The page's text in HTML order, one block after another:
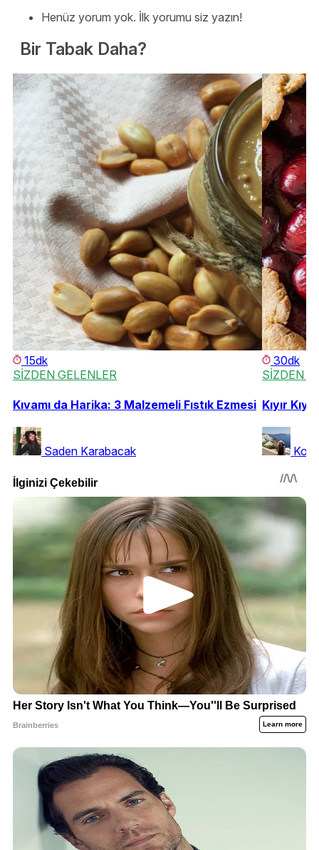
Henüz yorum yok. İlk yorumu siz yazın!
Bir Tabak Daha?
15dk
SİZDEN GELENLER
Kıvamı da Harika: 3 Malzemeli Fıstık Ezmesi
Saden Karabacak
30dk
SİZDEN
Kıyır